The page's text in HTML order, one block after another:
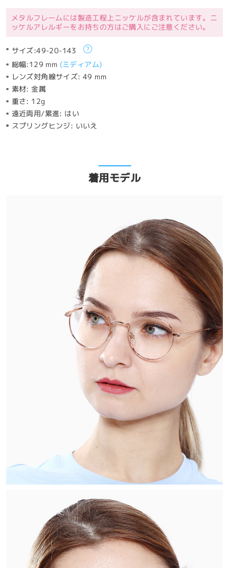
メタルフレームには製造工程上ニッケルが含まれています。ニ
ッケルアレルギーをお持ちの方はご購入にご注意ください。
サイズ:49-20-143
総幅:129 mm (ミディアム)
レンズ対角線サイズ:49 mm
素材:金属
重さ: 12g
遠近両用/累進: はい
スプリングヒンジ: いいえ
着用モデル